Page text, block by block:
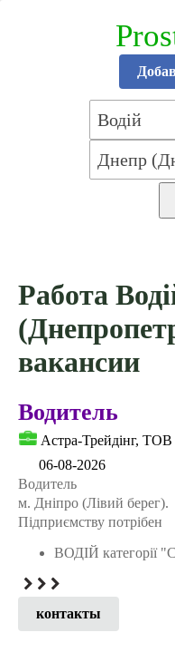
Работа
вакансии
Водитель
Астра-Трейдінг, ТОВ
06-08-2026
Водитель
м. Дніпро (Лівий берег).
Підприємству потрібен
ВОДІЙ категорії
контакты